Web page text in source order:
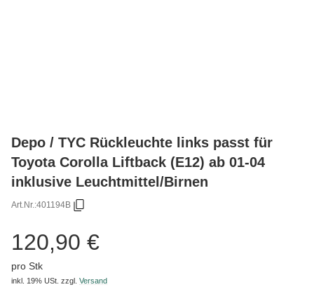
Depo / TYC Rückleuchte links passt für
Toyota Corolla Liftback (E12) ab 01-04
inklusive Leuchtmittel/Birnen
Art.Nr.:401194B
120,90 €
pro Stk
inkl. 19% USt. zzgl. Versand